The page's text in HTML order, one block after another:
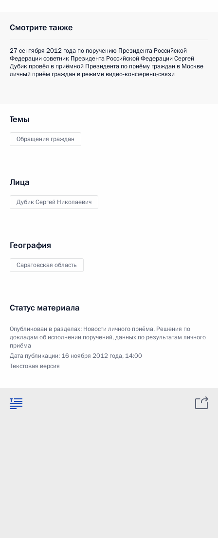
Смотрите также
27 сентября 2012 года по поручению Президента Российской
Федерации советник Президента Российской Федерации Сергей
Дубик провёл в приёмной Президента по приёму граждан в Москве
личный приём граждан в режиме видео-конференц-связи
Темы
Обращения граждан
Лица
Дубик Сергей Николаевич
География
Саратовская область
Статус материала
Опубликован в разделах: Новости личного приёма, Решения по
докладам об исполнении поручений, данных по результатам личного
приёма
Дата публикации: 16 ноября 2012 года, 14:00
Текстовая версия